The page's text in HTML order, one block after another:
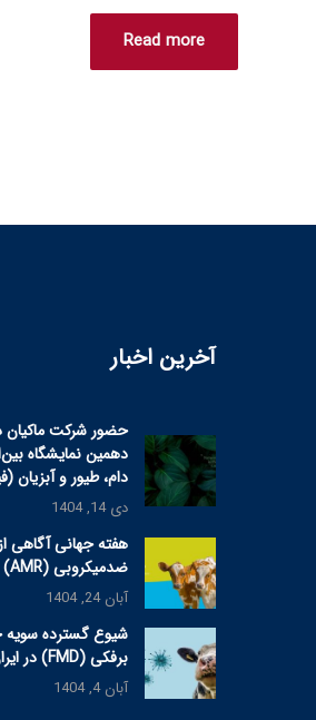
Read more
آخرین اخبار
حضور شرکت ماکیان
دهمین نمایشگاه
دام، طیور و آبزیان
دی 14, 1404
هفته جهانی آگاهی
ضدمیکروبی (AMR) ۲۰۲۵
آبان 24, 1404
شیوع گسترده
برفکی (FMD) در ایران
آبان 4, 1404